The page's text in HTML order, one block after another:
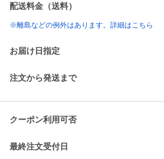
配送料金（送料）
※離島などの例外はあります。詳細はこちら
お届け日指定
注文から発送まで
クーポン利用可否
最終注文受付日